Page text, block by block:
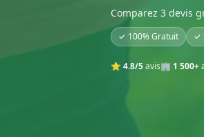
Comparez 3 devis
✓ 100% Gratuit ✓
⭐ 4.8/5avis🏢 1 500+